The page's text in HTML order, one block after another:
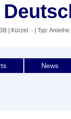
| Kürzel: - | Typ: Anleihe
News